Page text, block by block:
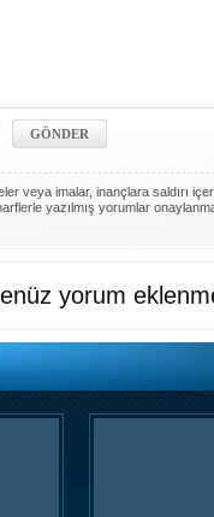
veya imalar, inançlara saldırı
yazılmış yorumlar
yorum